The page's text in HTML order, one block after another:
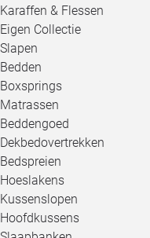
Karaffen & Flessen
Eigen Collectie
Slapen
Bedden
Boxsprings
Matrassen
Beddengoed
Dekbedovertrekken
Bedspreien
Hoeslakens
Kussenslopen
Hoofdkussens